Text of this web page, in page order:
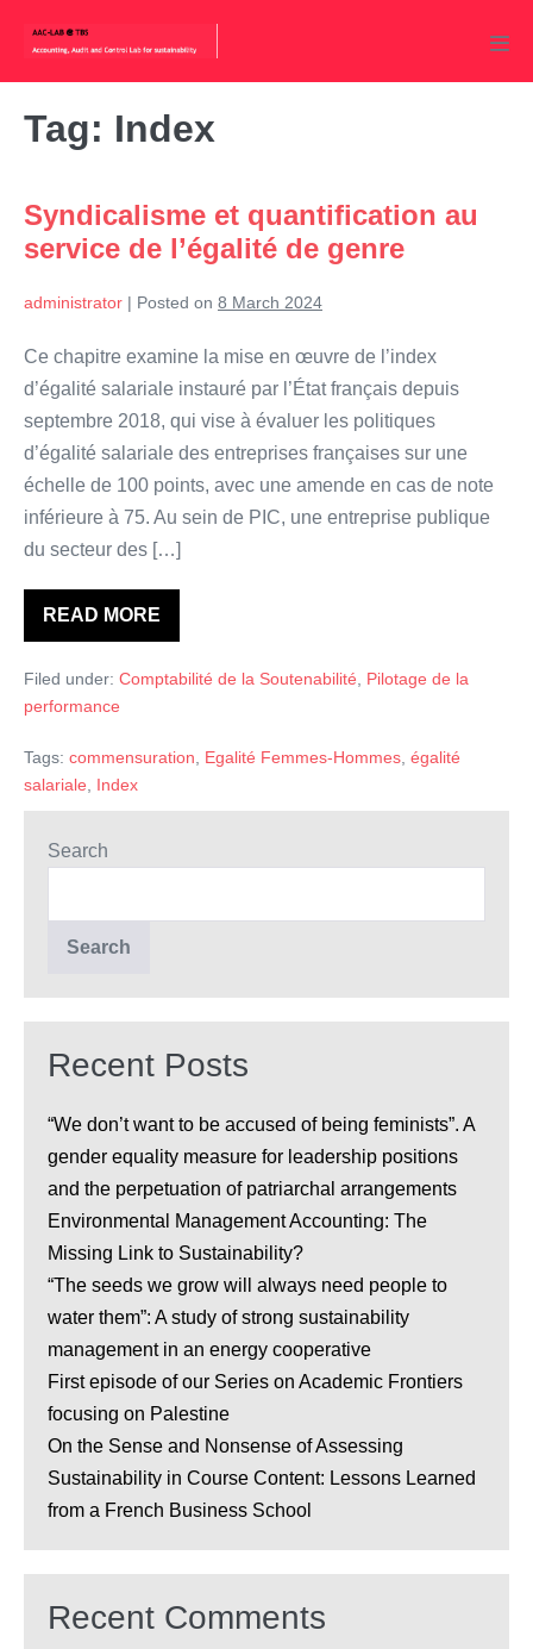
content
Tag: Index
Syndicalisme et quantification au
service de l’égalité de genre
administrator | Posted on 8 March 2024
Ce chapitre examine la mise en œuvre de l’index
d’égalité salariale instauré par l’État français depuis
septembre 2018, qui vise à évaluer les politiques
d’égalité salariale des entreprises françaises sur une
échelle de 100 points, avec une amende en cas de note
inférieure à 75. Au sein de PIC, une entreprise publique
du secteur des […]
READ MORESyndicalisme
et
au
service
de
de
genre
Filed under: Comptabilité de la Soutenabilité, Pilotage de la
performance
Tags: commensuration, Egalité Femmes-Hommes, égalité
salariale, Index
Search
Search
Recent Posts
“We don’t want to be accused of being feminists”. A
gender equality measure for leadership positions
and the perpetuation of patriarchal arrangements
Environmental Management Accounting: The
Missing Link to Sustainability?
“The seeds we grow will always need people to
water them”: A study of strong sustainability
management in an energy cooperative
First episode of our Series on Academic Frontiers
focusing on Palestine
On the Sense and Nonsense of Assessing
Sustainability in Course Content: Lessons Learned
from a French Business School
Recent Comments